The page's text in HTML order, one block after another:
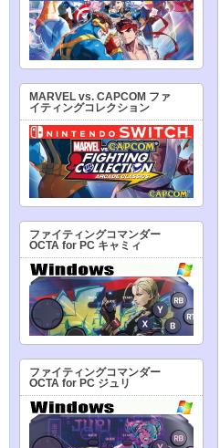
MARVEL vs. CAPCOM ファ
イティングコレクション
ファイティングコマンダー
OCTA for PC キャミィ
ファイティングコマンダー
OCTA for PC ジュリ